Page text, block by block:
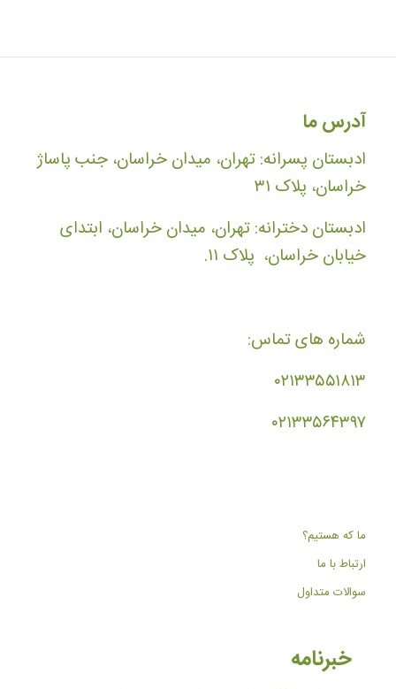
آدرس ما
ادبستان پسرانه: تهران، میدان خراسان، جنب پاساژ
خراسان، پلاک ۳۱
ادبستان دخترانه: تهران، میدان خراسان، ابتدای
خیابان خراسان، پلاک ۱۱.
شماره های تماس:
۰۲۱۳۳۵۵۱۸۱۳
۰۲۱۳۳۵۶۴۳۹۷
ما که هستیم؟
ارتباط با ما
سوالات متداول
خبرنامه